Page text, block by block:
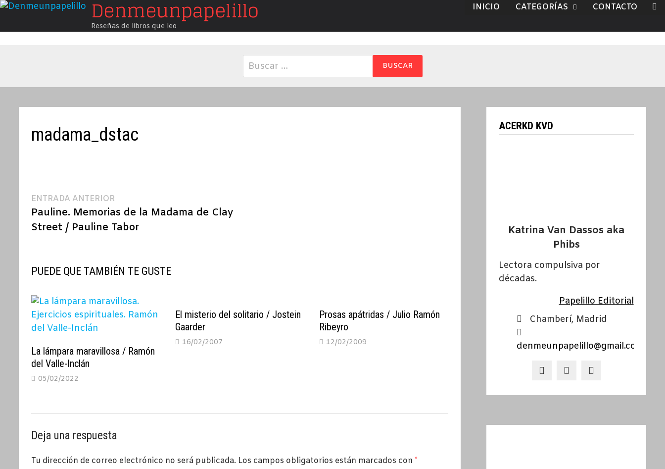
Saltar
contenido
Denmeunpapelillo
Reseñas de libros que leo
INICIO CATEGORÍAS CONTACTO
Buscar:
madama_dstac
Navegación
de
entradas
ENTRADA ANTERIOR
anterior:
Pauline. Memorias de la Madama de Clay
Street / Pauline Tabor
PUEDE QUE TAMBIÉN TE GUSTE
La lámpara maravillosa / Ramón
del Valle-Inclán
05/02/2022
El misterio del solitario / Jostein
Gaarder
16/02/2007
Prosas apátridas / Julio Ramón
Ribeyro
12/02/2009
Deja una respuesta
Tu dirección de correo electrónico no será publicada. Los campos obligatorios están marcados con *
ACERKD KVD
Katrina Van Dassos aka
Phibs
Lectora compulsiva por
décadas.
Papelillo Editorial
Chamberí, Madrid
denmeunpapelillo@gmail.com